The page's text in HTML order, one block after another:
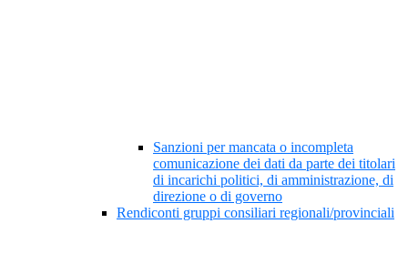
Sanzioni per mancata o incompleta
comunicazione dei dati da parte dei titolari
di incarichi politici, di amministrazione, di
direzione o di governo
Rendiconti gruppi consiliari regionali/provinciali